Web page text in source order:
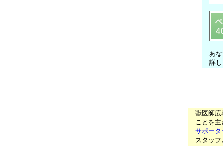
あ
詳
獣医師
ことを
サポータ
スタッ